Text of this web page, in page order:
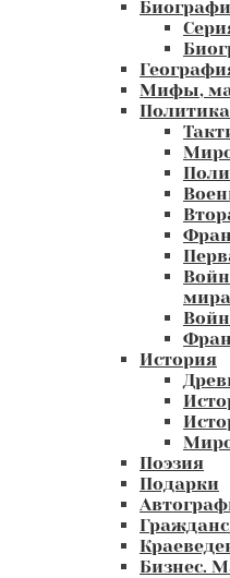
Мифы,
мира
История
Поэзия
Подарки
Бизнес.